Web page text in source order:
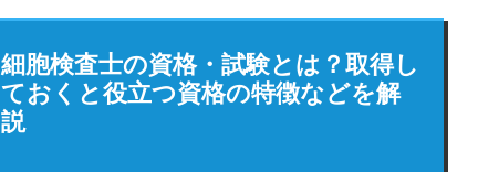
細胞検査士の資格・試験とは？取得し
ておくと役立つ資格の特徴などを解
説